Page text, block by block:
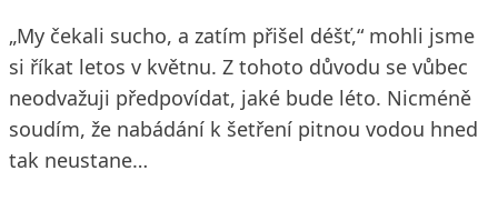
„My čekali sucho, a zatím přišel déšť,“ mohli jsme
si říkat letos v květnu. Z tohoto důvodu se vůbec
neodvažuji předpovídat, jaké bude léto. Nicméně
soudím, že nabádání k šetření pitnou vodou hned
tak neustane…